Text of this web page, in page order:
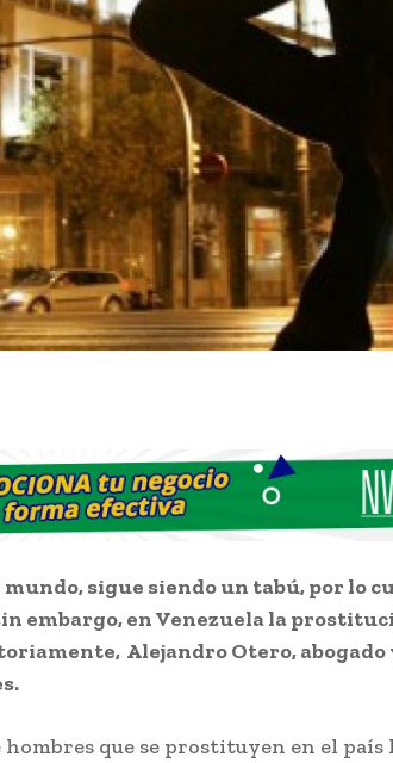
sigue siendo un tabú, por lo
embargo, en Venezuela la
Alejandro Otero, abogado
que se prostituyen en el país